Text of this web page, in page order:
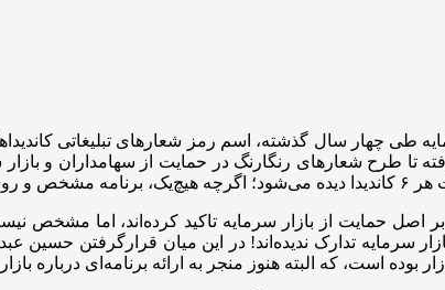
به نقل از اقتصاد ۱۰۰، بازار سرمایه طی چهار سال گذشته، اسم
طرح شعارهای رنگارنگ در حمایت از سهامداران و بازار
بر اصل حمایت از بازار سرمایه تاکید کرده‌اند، اما
تدارک ندیده‌اند! در این میان قرارگرفتن حسین
بوده است، که البته هنوز منجر به ارائه برنامه‌ای درباره